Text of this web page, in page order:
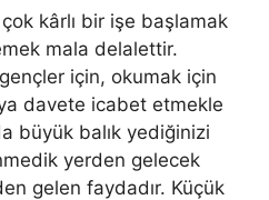
kârlı bir işe başlamak
mala delalettir.
gençler için, okumak için
davete icabet etmekle
büyük balık yediğinizi
yerden gelecek
gelen faydadır. Küçük